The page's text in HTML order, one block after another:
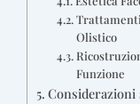
Olistico
Funzione